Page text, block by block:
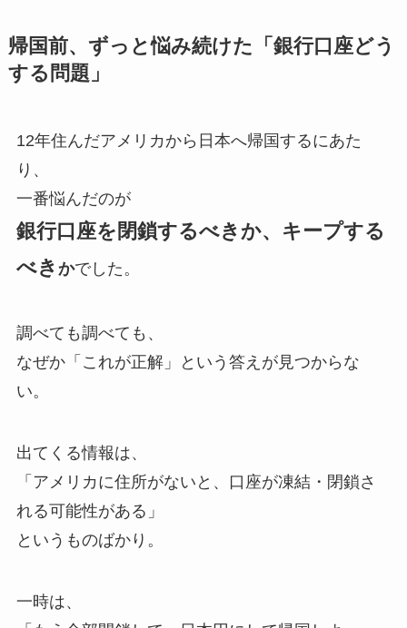
帰国前、ずっと悩み続けた「銀行口座どう
する問題」
12年住んだアメリカから日本へ帰国するにあた
り、
一番悩んだのが
銀行口座を閉鎖するべきか、キープする
べき かでした。
調べても調べても、
なぜか「これが正解」という答えが見つからな
い。
出てくる情報は、
「アメリカに住所がないと、口座が凍結・閉鎖さ
れる可能性がある」
というものばかり。
一時は、